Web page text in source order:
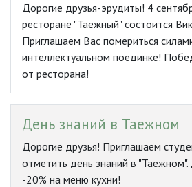
Дорогие друзья-эрудиты! 4
ресторане "Таежный" состоится
Приглашаем Вас помериться
интеллектуальном поединке!
от ресторана!
День знаний в Таежном
Дорогие друзья! Приглашаем
отметить день знаний в
-20% на меню кухни!